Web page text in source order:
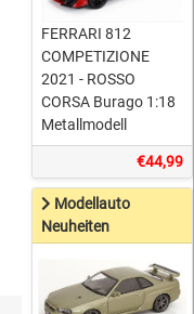
FERRARI 812
COMPETIZIONE
2021 - ROSSO
CORSA Burago 1:18
Metallmodell
€44,99
Modellauto
Neuheiten